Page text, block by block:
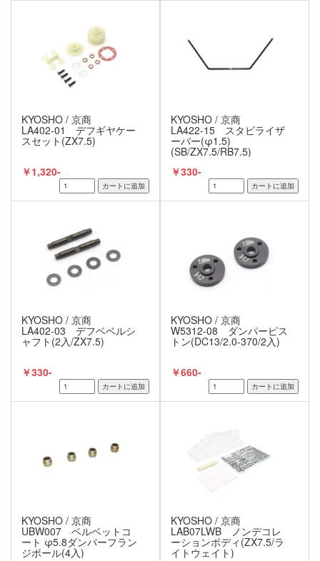
KYOSHO / 京商
LA402-01 デフギヤケー
スセット(ZX7.5)
￥1,320-
KYOSHO / 京商
LA422-15 スタビライザ
ーバー(φ1.5)
(SB/ZX7.5/RB7.5)
￥330-
KYOSHO / 京商
LA402-03 デフベベルシ
ャフト(2入/ZX7.5)
￥330-
KYOSHO / 京商
W5312-08 ダンパーピス
トン(DC13/2.0-370/2入)
￥660-
KYOSHO / 京商
UBW007 ベルベットコ
ート φ5.8ダンパーフラン
ジボール(4入)
KYOSHO / 京商
LAB07LWB ノンデコレ
ーションボディ(ZX7.5/ラ
イトウェイト)